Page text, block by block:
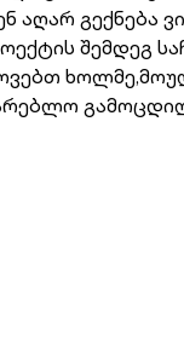
აღარ გექნება
შემდეგ